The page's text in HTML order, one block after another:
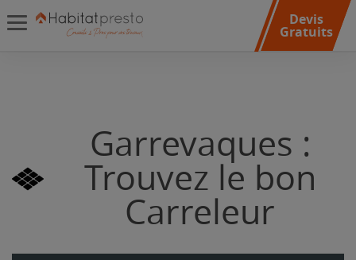
Devis
Gratuits
Garrevaques :
Trouvez le bon
Carreleur